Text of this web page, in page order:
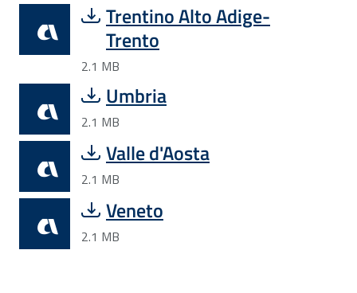
Trentino Alto Adige-
Trento
2.1 MB
Umbria
2.1 MB
Valle d'Aosta
2.1 MB
Veneto
2.1 MB